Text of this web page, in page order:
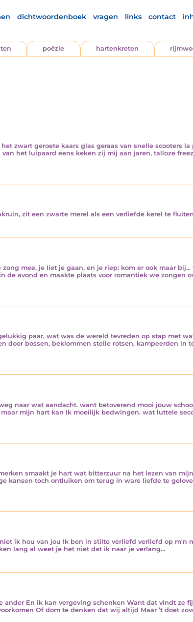
dichtwoordenboek vragen links contact
poëzie hartenkreten
zwart geroete kaars glas geraas van snelle scooters
het luipaard eens keken zij mij aan jaren, talloze
zit een zwarte merel als een verliefde kerel te
mee, je liet je gaan, en je riep: kom er ook maar
de avond en maakte plaats voor romantiek we zongen
paar, wat was de wereld tevreden op stap met
door bossen, beklommen steile rotsen, kampeerden in
naar wat aandacht. want betoverend mooi jouw
mijn hart kan ik moeilijk bedwingen. wat luttele
smaakt je hart wat bitterzuur na het lezen van
kansen toch ontluiken om terug in ware liefde te
ik hou van jou Ik ben in stilte verliefd verliefd op m'n
lang al weet je het niet dat ik naar je verlang…
ander En ik kan vergeving schenken Want dat vindt ze
Of dom te denken dat wij altijd Maar ’t doet